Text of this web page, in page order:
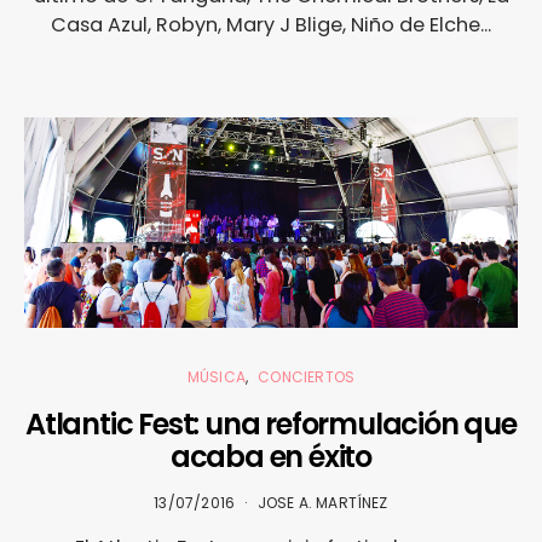
Casa Azul, Robyn, Mary J Blige, Niño de Elche...
MÚSICA CONCIERTOS
Atlantic Fest: una reformulación que
acaba en éxito
13/07/2016 JOSE A. MARTÍNEZ